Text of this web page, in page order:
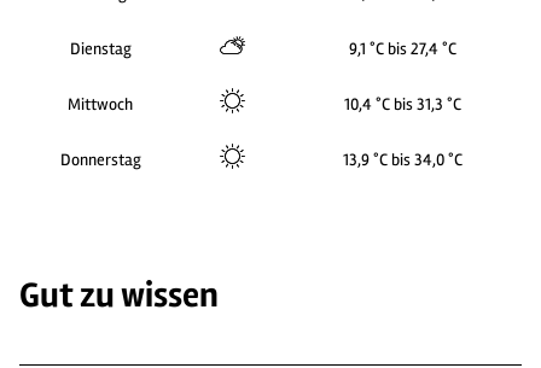
Dienstag 9,1 °C bis 27,4 °C
Mittwoch 10,4 °C bis 31,3 °C
Donnerstag 13,9 °C bis 34,0 °C
Gut zu wissen